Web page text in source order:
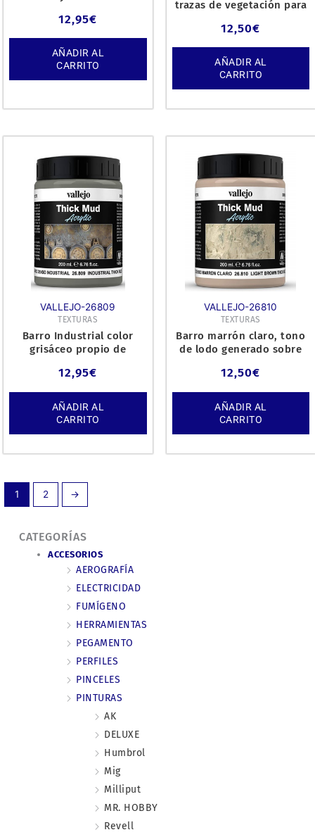
CATEGORÍAS
ACCESORIOS
AEROGRAFÍA
ELECTRICIDAD
FUMÍGENO
HERRAMIENTAS
PEGAMENTO
PERFILES
PINCELES
PINTURAS
AK
DELUXE
Humbrol
Mig
Milliput
MR. HOBBY
Revell
de Euro
12,95€
AÑADIR AL
CARRITO
trazas de vegetación para
12,50€
AÑADIR AL
CARRITO
VALLEJO-26809
TEXTURAS
Barro Industrial color
grisáceo propio de
12,95€
AÑADIR AL
CARRITO
VALLEJO-26810
TEXTURAS
Barro marrón claro, tono
de lodo generado sobre
12,50€
AÑADIR AL
CARRITO
1 2 →